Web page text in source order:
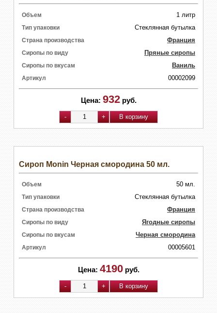
Объем 1 литр
Тип упаковки Стеклянная бутылка
Страна производства Франция
Сиропы по виду Пряные сиропы
Сиропы по вкусам Ваниль
Артикул 00002099
Цена: 932 руб.
Сироп Monin Черная смородина 50 мл.
Объем 50 мл.
Тип упаковки Стеклянная бутылка
Страна производства Франция
Сиропы по виду Ягодные сиропы
Сиропы по вкусам Черная смородина
Артикул 00005601
Цена: 4190 руб.